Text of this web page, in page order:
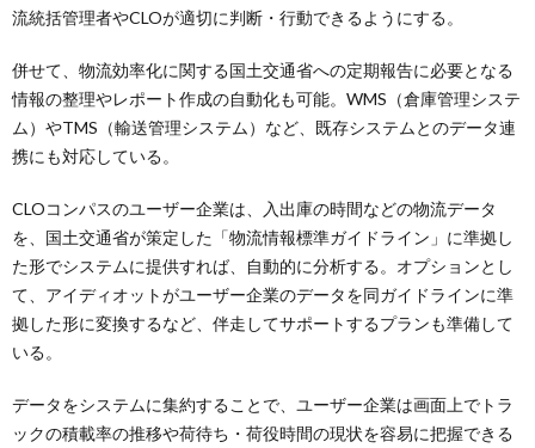
流統括管理者やCLOが適切に判断・行動できるようにする。
併せて、物流効率化に関する国土交通省への定期報告に必要となる
情報の整理やレポート作成の自動化も可能。WMS（倉庫管理システ
ム）やTMS（輸送管理システム）など、既存システムとのデータ連
携にも対応している。
CLOコンパスのユーザー企業は、入出庫の時間などの物流データ
を、国土交通省が策定した「物流情報標準ガイドライン」に準拠し
た形でシステムに提供すれば、自動的に分析する。オプションとし
て、アイディオットがユーザー企業のデータを同ガイドラインに準
拠した形に変換するなど、伴走してサポートするプランも準備して
いる。
データをシステムに集約することで、ユーザー企業は画面上でトラ
ックの積載率の推移や荷待ち・荷役時間の現状を容易に把握できる